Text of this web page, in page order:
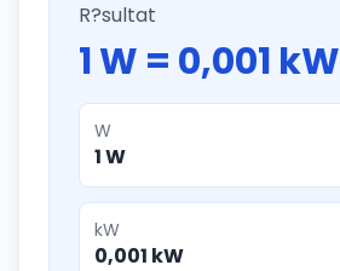
R?sultat
1 W = 0,001 kW
W
1 W
kW
0,001 kW